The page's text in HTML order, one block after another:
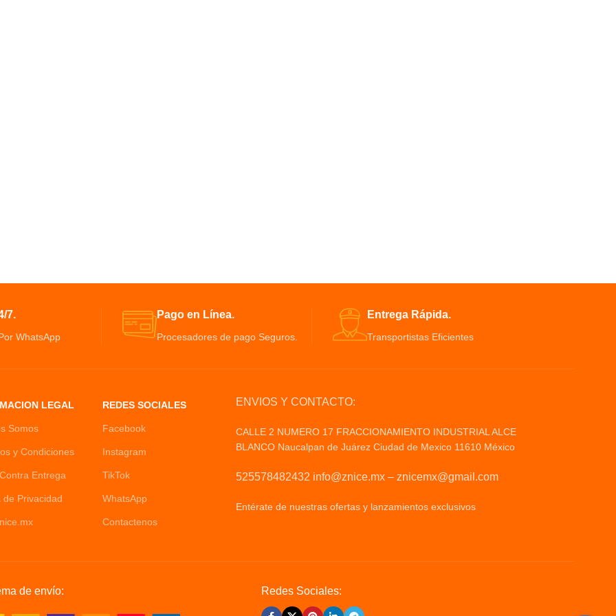
7.
WhatsApp
Pago en Línea.
Procesadores de pago Seguros.
Entrega Rápida.
Transportistas Eficientes
LEGAL
Somos
y Condiciones
Entrega
de Privacidad
REDES SOCIALES
Facebook
Instagram
TikTok
WhatsApp
Contactenos
ENVIOS Y CONTACTO:
CALLE 2 NUMERO 17 FRACCIONAMIENTO INDUSTRIAL ALCE
BLANCO Naucalpan de Juárez Ciudad de Mexico 11610 México
525578482432 info@znice.mx – znicemx@gmail.com
Entérate de nuestras ofertas y lanzamientos exclusivos
de envío: Redes Sociales: